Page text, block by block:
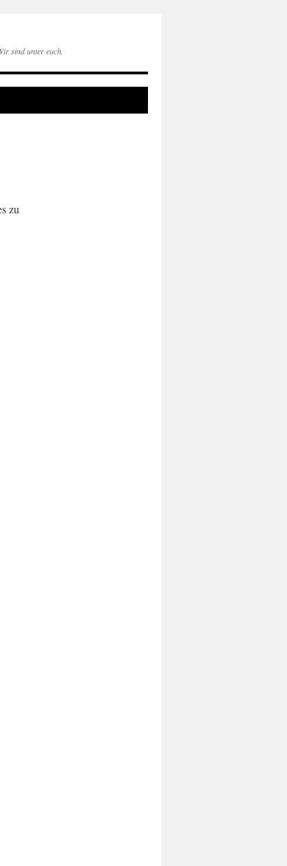
sind unter euch.
zu